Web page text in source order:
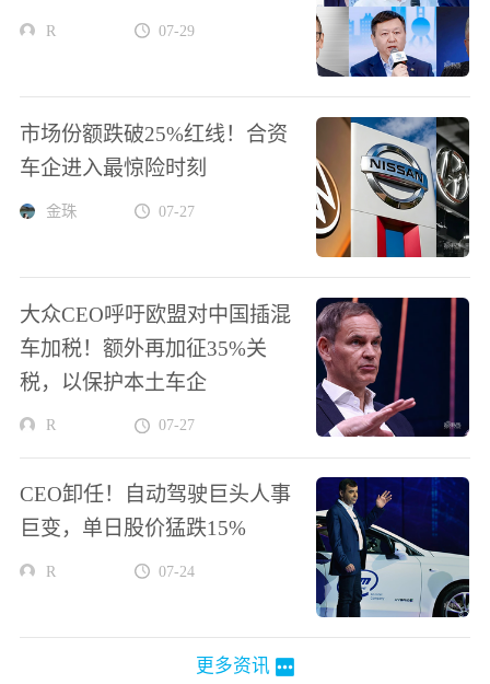
R 07-29
市场份额跌破25%红线！合资
车企进入最惊险时刻
金珠 07-27
大众CEO呼吁欧盟对中国插混
车加税！额外再加征35%关
税，以保护本土车企
R 07-27
CEO卸任！自动驾驶巨头人事
巨变，单日股价猛跌15%
R 07-24
更多资讯